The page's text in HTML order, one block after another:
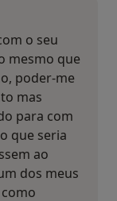
o seu
mesmo que
poder-me
mas
para com
que seria
ao
dos meus